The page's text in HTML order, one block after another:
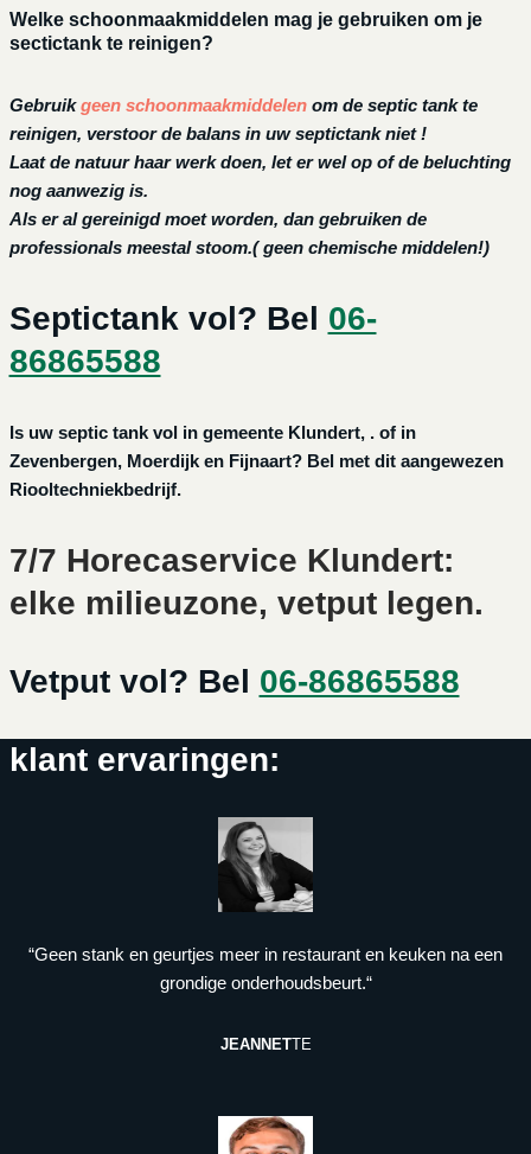
Welke schoonmaakmiddelen mag je gebruiken om je
sectictank te reinigen?
Gebruikgeen schoonmaakmiddelen om de septic tank te
reinigen, verstoor de balans in uw septictank niet !
Laat de natuur haar werk doen, let er wel op of de beluchting
nog aanwezig is.
Als er al gereinigd moet worden, dan gebruiken de
professionals meestal stoom.( geen chemische middelen!)
Septictank vol? Bel 06-
86865588
Is uw septic tank vol in gemeente Klundert, . of in
Zevenbergen, Moerdijk en Fijnaart? Bel met dit aangewezen
Riooltechniekbedrijf.
7/7 Horecaservice Klundert:
elke milieuzone, vetput legen.
Vetput vol? Bel 06-86865588
klant ervaringen:
“Geen stank en geurtjes meer in restaurant en keuken na een
grondige onderhoudsbeurt.“
JEANNETTE